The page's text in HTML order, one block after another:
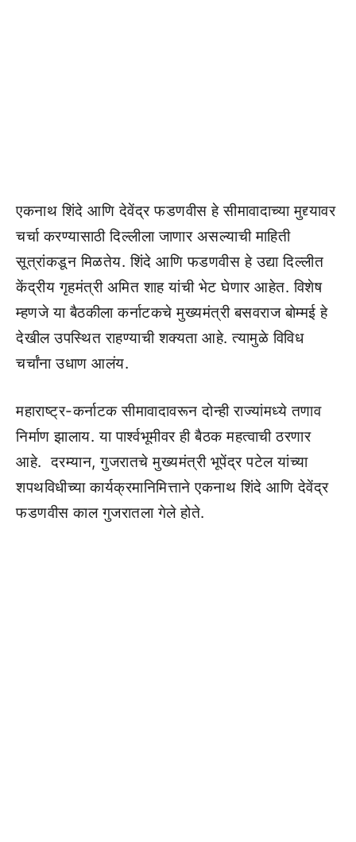
एकनाथ शिंदे आणि देवेंद्र फडणवीस हे सीमावादाच्या मुद्द्यावर
चर्चा करण्यासाठी दिल्लीला जाणार असल्याची माहिती
सूत्रांकडून मिळतेय. शिंदे आणि फडणवीस हे उद्या दिल्लीत
केंद्रीय गृहमंत्री अमित शाह यांची भेट घेणार आहेत. विशेष
म्हणजे या बैठकीला कर्नाटकचे मुख्यमंत्री बसवराज बोम्मई हे
देखील उपस्थित राहण्याची शक्यता आहे. त्यामुळे विविध
चर्चांना उधाण आलंय.
महाराष्ट्र-कर्नाटक सीमावादावरून दोन्ही राज्यांमध्ये तणाव
निर्माण झालाय. या पार्श्वभूमीवर ही बैठक महत्वाची ठरणार
आहे. दरम्यान, गुजरातचे मुख्यमंत्री भूपेंद्र पटेल यांच्या
शपथविधीच्या कार्यक्रमानिमित्ताने एकनाथ शिंदे आणि देवेंद्र
फडणवीस काल गुजरातला गेले होते.